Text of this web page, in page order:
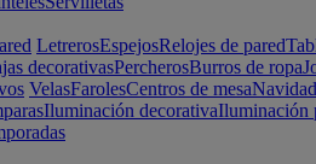
LetrerosEspejosRelojes de pared
decorativasPercherosBurros de ropa
VelasFarolesCentros de mesaNavidad
Iluminación decorativaIluminación